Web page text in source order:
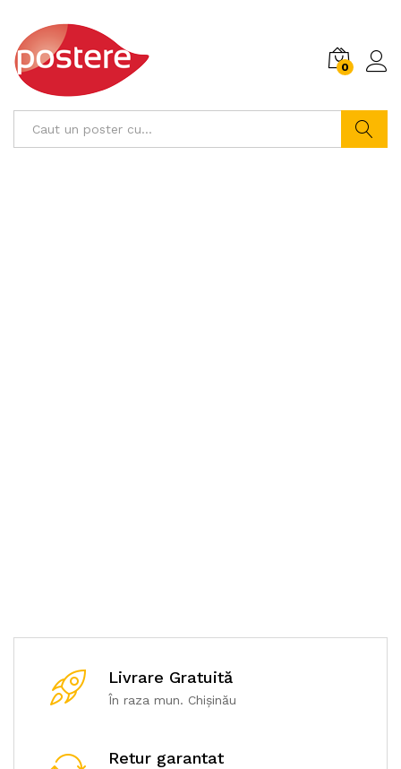
0
PostersLivrare Gratuită
În raza mun. Chișinău
Retur garantat